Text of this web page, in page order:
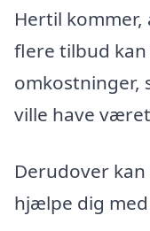
Hertil
flere tilbud
omkostninger,
ville have
Derudover
hjælpe dig